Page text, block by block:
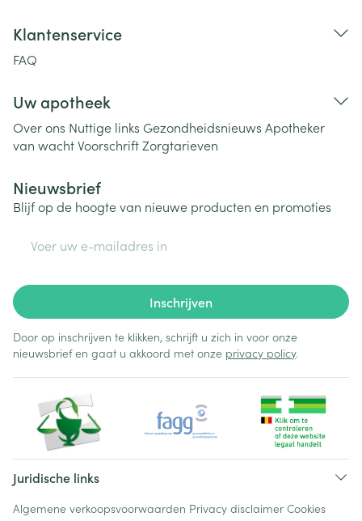
Klantenservice
FAQ
Uw apotheek
Over ons Nuttige links Gezondheidsnieuws Apotheker
van wachtVoorschriftZorgtarieven
Nieuwsbrief
Blijf op de hoogte van nieuwe producten en promoties
Inschrijven
Door op inschrijven te klikken, schrijft u zich in voor onze
nieuwsbrief en gaat u akkoord met onze privacy policy.
Juridische links
Algemene verkoopsvoorwaarden Privacy disclaimer Cookies